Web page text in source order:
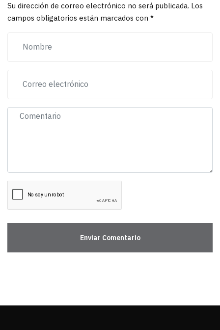
Su dirección de correo electrónico no será publicada. Los
campos obligatorios están marcados con *
Enviar Comentario